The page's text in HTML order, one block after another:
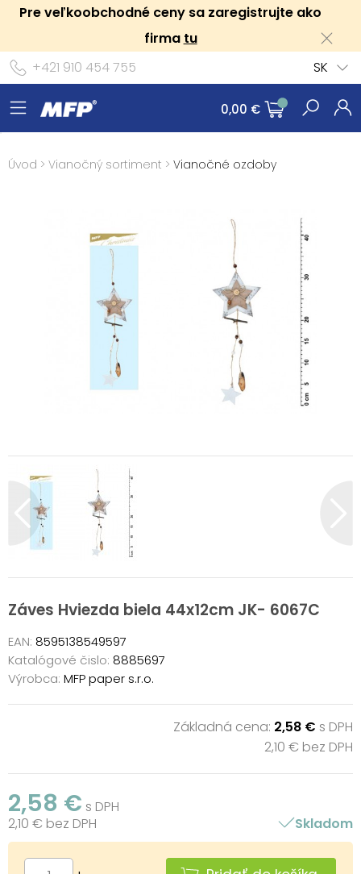
Pre veľkoobchodné ceny sa zaregistrujte ako
firma tu
+421 910 454 755
SK
0,00 €
Úvod > Vianočný sortiment > Vianočné ozdoby
Záves Hviezda biela 44x12cm JK- 6067C
EAN: 8595138549597
Katalógové čislo: 8885697
Výrobca: MFP paper s.r.o.
Základná cena: 2,58 € s DPH
2,10 € bez DPH
2,58 € s DPH
2,10 € bez DPH
Skladom